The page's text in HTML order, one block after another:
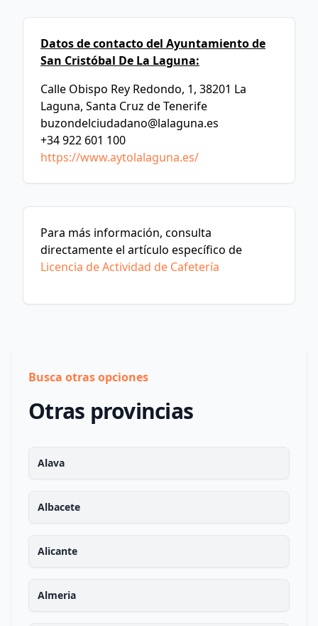
Datos de contacto del Ayuntamiento de
San Cristóbal De La Laguna:
Calle Obispo Rey Redondo, 1, 38201 La
Laguna, Santa Cruz de Tenerife
buzondelciudadano@lalaguna.es
+34 922 601 100
https://www.aytolalaguna.es/
Para más información, consulta
directamente el artículo específico de
Licencia de Actividad de Cafetería
Busca otras opciones
Otras provincias
Alava
Albacete
Alicante
Almeria